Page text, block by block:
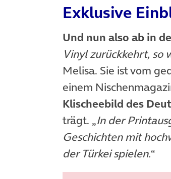
Exklusive
Und nun also ab in
Vinyl zurückkehrt, so
Melisa. Sie ist vom
einem
Klischeebild des
trägt. „In der
Geschichten mit
der Türkei spielen.“